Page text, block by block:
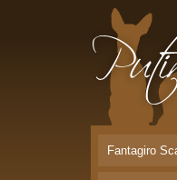
Putimská
sphynx
Fantagiro